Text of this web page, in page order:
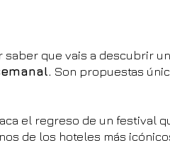
saber que vais a descubrir
Son propuestas
el regreso de un festival
de los hoteles más